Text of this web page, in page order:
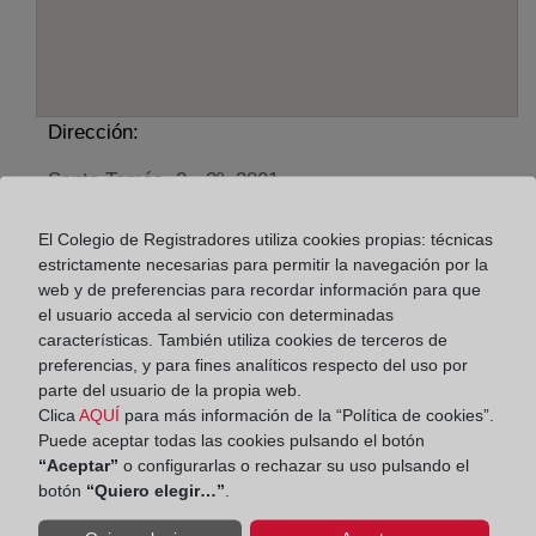
Dirección:
Santo Tomás, 2 - 2º, 3801
De lunes a viernes de 09:00 a 17:00 horas
Agosto: De lunes a viernes de 09:00 a 14:00 horas
Los días 24 y 31 de diciembre de 09:00 a 14:00
horas
Datos de contacto:
96 554 87 79
El Colegio de Registradores utiliza cookies propias: técnicas
estrictamente necesarias para permitir la navegación por la
web y de preferencias para recordar información para que
el usuario acceda al servicio con determinadas
características. También utiliza cookies de terceros de
preferencias, y para fines analíticos respecto del uso por
parte del usuario de la propia web.
Clica AQUÍ para más información de la “Política de cookies”.
Puede aceptar todas las cookies pulsando el botón
“Aceptar” o configurarlas o rechazar su uso pulsando el
botón “Quiero elegir…”